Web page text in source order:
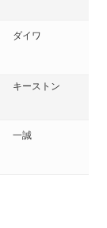
ダイワ
キーストン
一誠